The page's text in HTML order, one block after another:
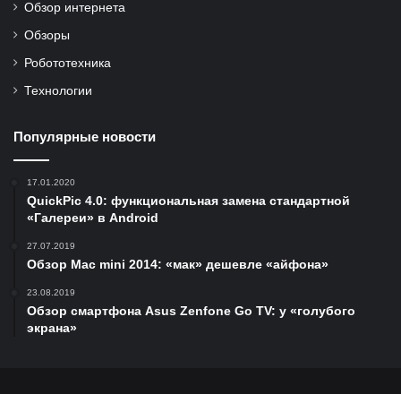
Обзор интернета
Обзоры
Робототехника
Технологии
Популярные новости
17.01.2020
QuickPic 4.0: функциональная замена стандартной
«Галереи» в Android
27.07.2019
Обзор Mac mini 2014: «мак» дешевле «айфона»
23.08.2019
Обзор смартфона Asus Zenfone Go TV: у «голубого
экрана»